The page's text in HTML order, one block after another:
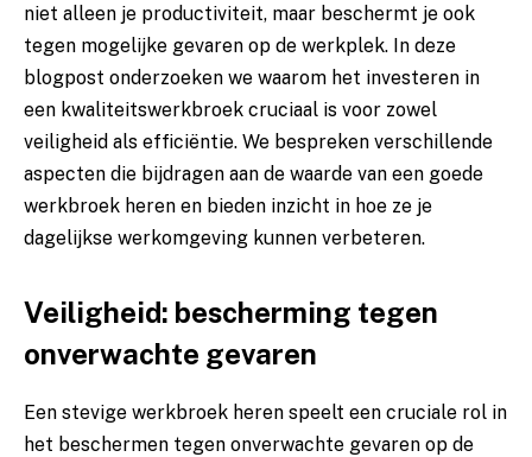
niet alleen je productiviteit, maar beschermt je ook
tegen mogelijke gevaren op de werkplek. In deze
blogpost onderzoeken we waarom het investeren in
een kwaliteitswerkbroek cruciaal is voor zowel
veiligheid als efficiëntie. We bespreken verschillende
aspecten die bijdragen aan de waarde van een goede
werkbroek heren en bieden inzicht in hoe ze je
dagelijkse werkomgeving kunnen verbeteren.
Veiligheid: bescherming tegen
onverwachte gevaren
Een stevige werkbroek heren speelt een cruciale rol in
het beschermen tegen onverwachte gevaren op de